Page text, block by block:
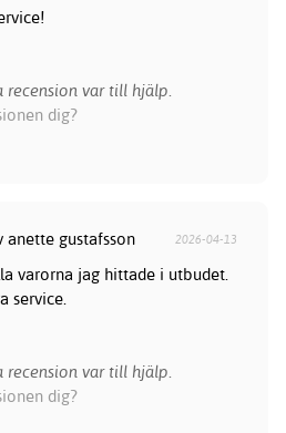
recension var till hjälp.
dig?
gustafsson 2026-04-13
varorna jag hittade i utbudet.
service.
recension var till hjälp.
dig?